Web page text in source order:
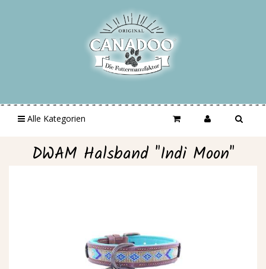
Alle Kategorien
DWAM Halsband "Indi Moon"